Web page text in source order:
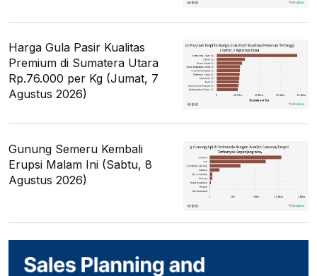
Harga Gula Pasir Kualitas
Premium di Sumatera Utara
Rp.76.000 per Kg (Jumat, 7
Agustus 2026)
Gunung Semeru Kembali
Erupsi Malam Ini (Sabtu, 8
Agustus 2026)